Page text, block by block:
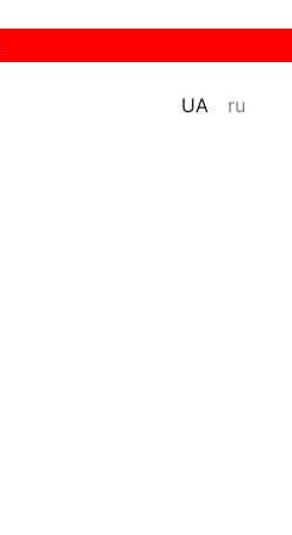
UA ru